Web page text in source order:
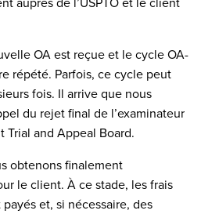
OA est reçue et le cycle OA-
répété. Parfois, ce cycle peut
fois. Il arrive que nous
du rejet final de l’examinateur
Trial and Appeal Board.
obtenons finalement
le client. À ce stade, les frais
payés et, si nécessaire, des